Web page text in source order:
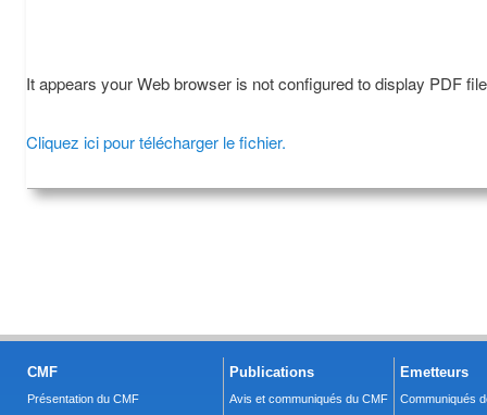
It appears your Web browser is not configured to display PDF
Cliquez ici pour télécharger le fichier.
CMF
Présentation du CMF
Publications
Avis et communiqués du CMF
Emetteurs
Communiqués